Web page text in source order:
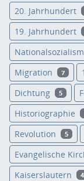
20. Jahrhundert
19. Jahrhundert
Migration 7
Dichtung 5
Historiographie
Revolution 5
Evangelische
Kaiserslautern 4